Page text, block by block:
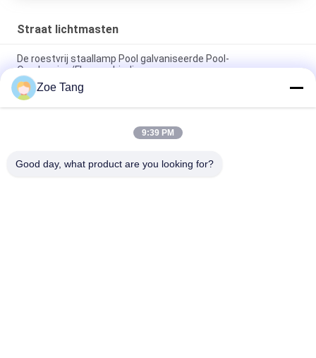
Straat lichtmasten
De roestvrij staallamp Pool galvaniseerde Pool-
Overlapping/Flensverbinding
Kies/de Dubbele van de Wapen Kegelstraatlantaarn Openlucht
Lichte Pool Inrichtingen van Polen uit
De hete Onderdompeling galvaniseerde de Openluchtnorm
Zoe Tang
9:39 PM
Good day, what product are you looking for?